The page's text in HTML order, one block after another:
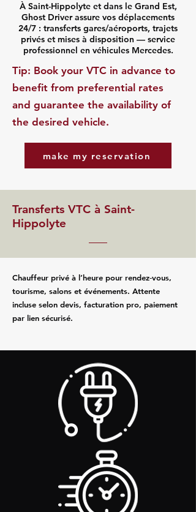
À Saint-Hippolyte et dans le Grand Est,
Ghost Driver assure vos déplacements
24/7 : transferts gares/aéroports, trajets
privés et mises à disposition — service
professionnel en véhicules Mercedes.
​Tip: Book your VTC in advance to
benefit from preferential rates
and guarantee the availability of
the desired vehicle.
make my reservation
Transferts VTC à Saint-
Hippolyte
Chauffeur privé à l’heure pour rendez‑vous,
tourisme, salons et événements. Attente
incluse selon devis, facturation pro, paiement
par lien sécurisé.